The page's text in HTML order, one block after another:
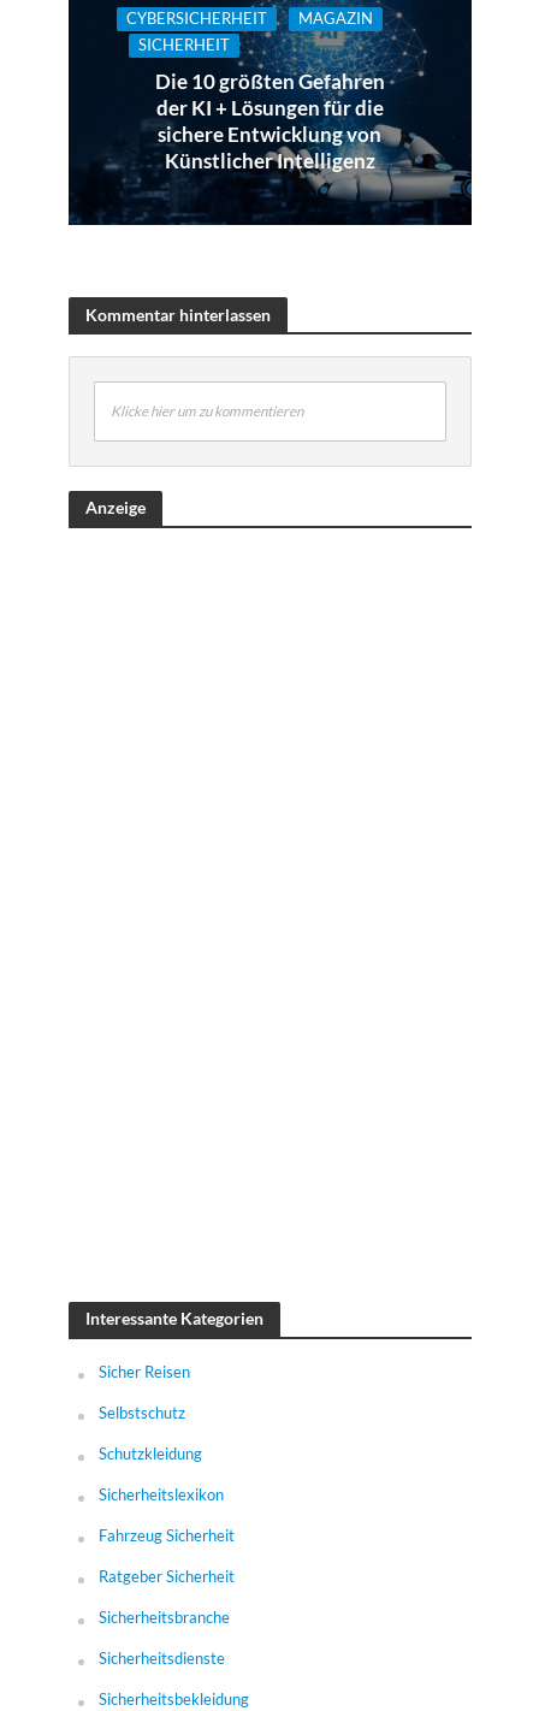
CYBERSICHERHEIT
MAGAZIN
SICHERHEIT
Die 10 größten Gefahren
der KI + Lösungen für die
sichere Entwicklung von
Künstlicher Intelligenz
Kommentar hinterlassen
Klicke hier um zu kommentieren
Anzeige
Interessante Kategorien
Sicher Reisen
Selbstschutz
Schutzkleidung
Sicherheitslexikon
Fahrzeug Sicherheit
Ratgeber Sicherheit
Sicherheitsbranche
Sicherheitsdienste
Sicherheitsbekleidung